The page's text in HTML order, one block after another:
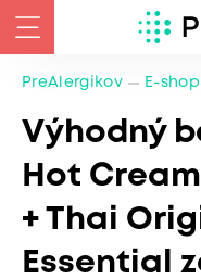
PreAlergikov E-shop
Výhodný
Hot
+ Thai
Essential